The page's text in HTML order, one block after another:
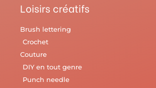
Loisirs créatifs
Brush lettering
Crochet
Couture
DIY en tout genre
Punch needle